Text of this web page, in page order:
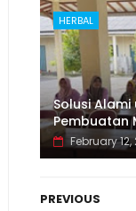
HERBAL
Solusi Alami
Pembuatan
February
PREVIOUS